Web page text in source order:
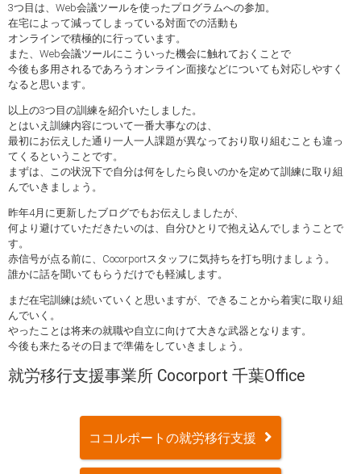
3つ目は、Web会議ツールを使ったプログラムへの参加。
在宅によって減ってしまっている対面での活動も
オンラインで積極的に行っています。
また、Web会議ツールにこういった機会に触れておくことで
今後も多用されるであろうオンライン面接などについても対応しやすく
なると思います。
以上の3つ目の訓練を紹介いたしました。
とはいえ訓練内容について一番大事なのは、
最初にお伝えした通り一人一人課題が異なっており取り組むことも違っ
てくるということです。
まずは、この状況下で自分は何をしたら良いのかを定めて訓練に取り組
んでいきましょう。
昨年4月に更新したブログでもお伝えしましたが、
何より避けていただきたいのは、自分ひとりで抱え込んでしまうことで
す。
赤信号が点る前に、Cocorportスタッフに気持ちを打ち明けましょう。
誰かに話を聞いてもらうだけでも軽減します。
まだ在宅訓練は続いていくと思いますが、できることから着実に取り組
んでいく。
やったことは将来の就職や自立に向けて大きな武器となります。
今後も来たるその日まで準備をしていきましょう。
就労移行支援事業所 Cocorport 千葉Office
ココルポートの就労移行支援